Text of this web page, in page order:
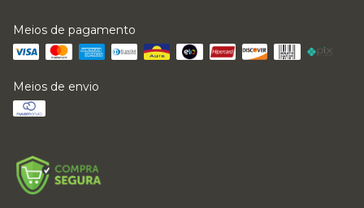
Meios de pagamento
Meios de envio